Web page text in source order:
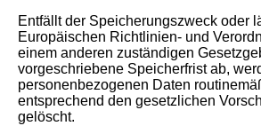
Entfällt der Speicherungszweck oder
Europäischen Richtlinien- und
einem anderen zuständigen
vorgeschriebene Speicherfrist ab,
personenbezogenen Daten
entsprechend den gesetzlichen
gelöscht.